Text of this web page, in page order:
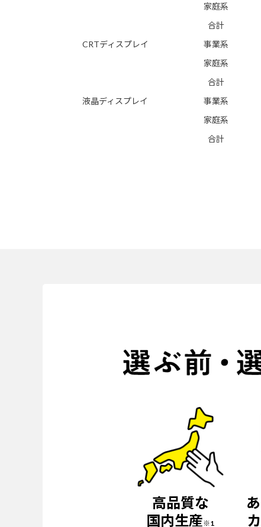
家庭系
合計
CRTディスプレイ
事業系
家庭系
合計
液晶ディスプレイ
事業系
家庭系
合計
高品質な
国内生産※1